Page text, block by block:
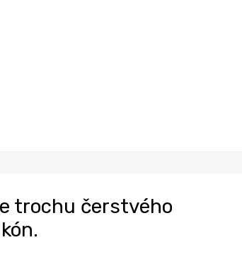
trochu čerstvého